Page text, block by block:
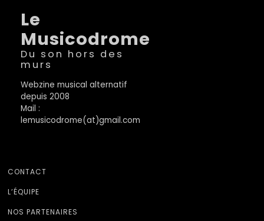
Le
Musicodrome
Du son hors des
murs
Webzine musical alternatif
depuis 2008
Mail :
lemusicodrome(at)gmail.com
CONTACT
L’ÉQUIPE
NOS PARTENAIRES